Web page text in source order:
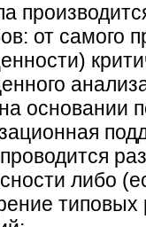
от самого
основании
либо